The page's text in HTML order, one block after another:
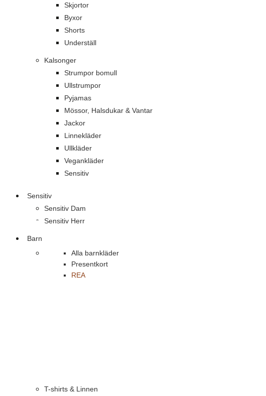
Skjortor
Byxor
Shorts
Underställ
Kalsonger
Strumpor bomull
Ullstrumpor
Pyjamas
Mössor, Halsdukar & Vantar
Jackor
Linnekläder
Ullkläder
Vegankläder
Sensitiv
Sensitiv
Sensitiv Dam
Sensitiv Herr
Barn
Alla barnkläder
Presentkort
REA
T-shirts & Linnen